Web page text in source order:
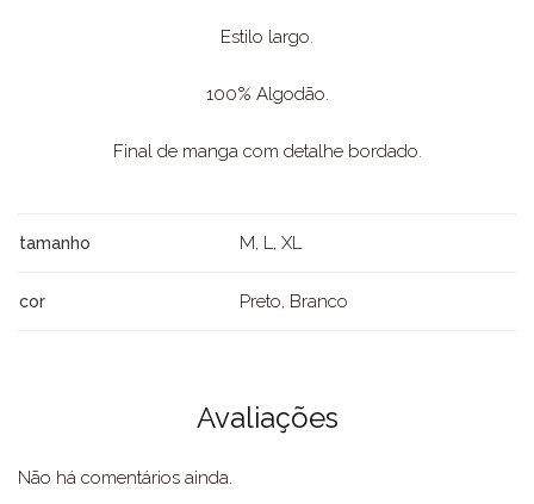
Estilo largo.
100% Algodão.
Final de manga com detalhe bordado.
tamanho M, L, XL
cor Preto, Branco
Avaliações
Não há comentários ainda.